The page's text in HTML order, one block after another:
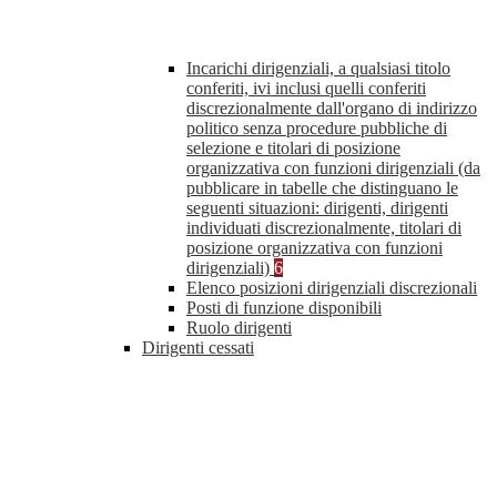
Incarichi dirigenziali, a qualsiasi titolo
conferiti, ivi inclusi quelli conferiti
discrezionalmente dall'organo di indirizzo
politico senza procedure pubbliche di
selezione e titolari di posizione
organizzativa con funzioni dirigenziali (da
pubblicare in tabelle che distinguano le
seguenti situazioni: dirigenti, dirigenti
individuati discrezionalmente, titolari di
posizione organizzativa con funzioni
dirigenziali) 6
Elenco posizioni dirigenziali discrezionali
Posti di funzione disponibili
Ruolo dirigenti
Dirigenti cessati